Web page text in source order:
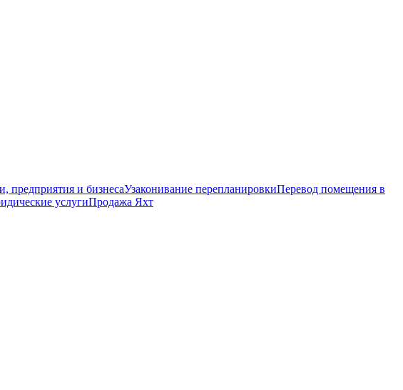
предприятия и бизнесаУзаконивание перепланировкиПеревод помещения в
услугиПродажа Яхт